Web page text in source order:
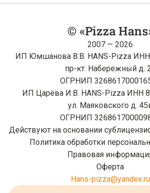
© «Pizza
2007 — 2026
ИП Юмшанова В.В. HANS-Pizza ИНН
пр-кт. Набережный д.
ОГРНИП
ИП Царёва И.В. HANS-Pizza ИНН
ул. Маяковского д.
ОГРНИП
Действуют на основании
Политика обработки
Правовая
Оферта
Hans-pizza@yandex.ru